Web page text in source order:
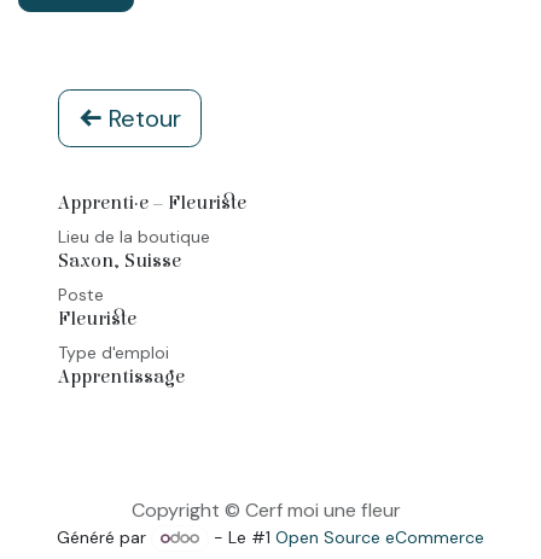
Retour
Apprenti·e – Fleuriste
Lieu de la boutique
Saxon, Suisse
Poste
Fleuriste
Type d'emploi
Apprentissage
Copyright © Cerf moi une fleur
Généré par - Le #1Open Source eCommerce